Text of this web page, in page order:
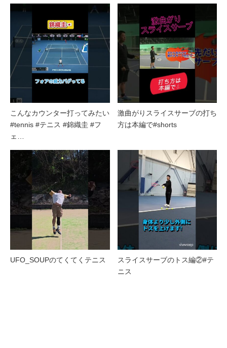
こんなカウンター打ってみたい
#tennis #テニス #錦織圭 #フ
ェ…
激曲がりスライスサーブの打ち
方は本編で#shorts
UFO_SOUPのてくてくテニス
スライスサーブのトス編②#テ
ニス